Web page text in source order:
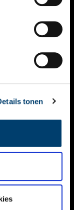
tonen